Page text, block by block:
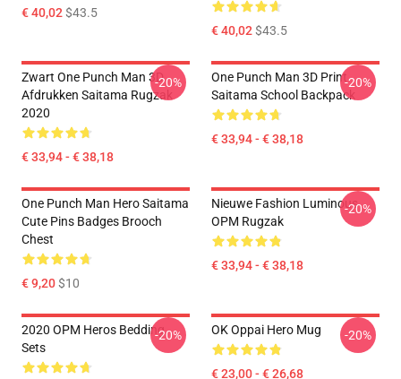
€ 40,02$43.5
€ 40,02$43.5
Zwart One Punch Man 3D
Afdrukken Saitama Rugzak
2020
€ 33,94 - € 38,18
-20%
One Punch Man 3D Print
Saitama School Backpack
€ 33,94 - € 38,18
-20%
One Punch Man Hero Saitama
Cute Pins Badges Brooch
Chest
€ 9,20$10
Nieuwe Fashion Luminous
OPM Rugzak
€ 33,94 - € 38,18
-20%
2020 OPM Heros Bedding
Sets
-20% OK Oppai Hero Mug
€ 23,00 - € 26,68
-20%